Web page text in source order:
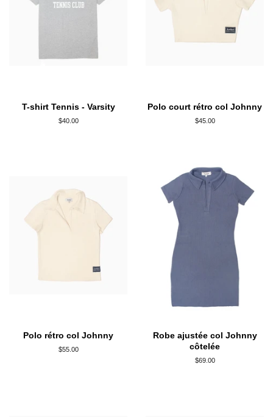
T-shirt Tennis - Varsity
Prix
$40.00
Polo court rétro col Johnny
Prix
$45.00
Polo rétro col Johnny
Prix
$55.00
Robe ajustée col Johnny
côtelée
Prix
$69.00